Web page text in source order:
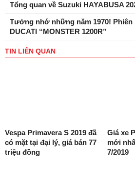
Tổng quan về Suzuki HAYABUSA
Tưởng nhớ những năm 1970! Phiên
DUCATI “MONSTER 1200R”
TIN LIÊN QUAN
Vespa Primavera S 2019 đã
có mặt tại đại lý, giá bán 77
triệu đồng
Giá xe
mới
7/2019